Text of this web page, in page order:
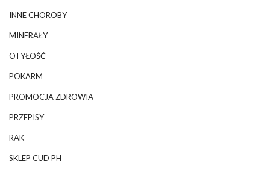
INNE CHOROBY
MINERAŁY
OTYŁOŚĆ
POKARM
PROMOCJA ZDROWIA
PRZEPISY
RAK
SKLEP CUD PH